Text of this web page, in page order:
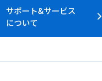
サポート&サービス
について